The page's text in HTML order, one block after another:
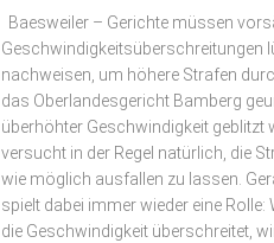
Baesweiler – Gerichte müssen
Geschwindigkeitsüberschreitungen
nachweisen, um höhere Strafen
das Oberlandesgericht Bamberg
überhöhter Geschwindigkeit geblitzt
versucht in der Regel natürlich, die
wie möglich ausfallen zu lassen.
spielt dabei immer wieder eine Rolle:
die Geschwindigkeit überschreitet,